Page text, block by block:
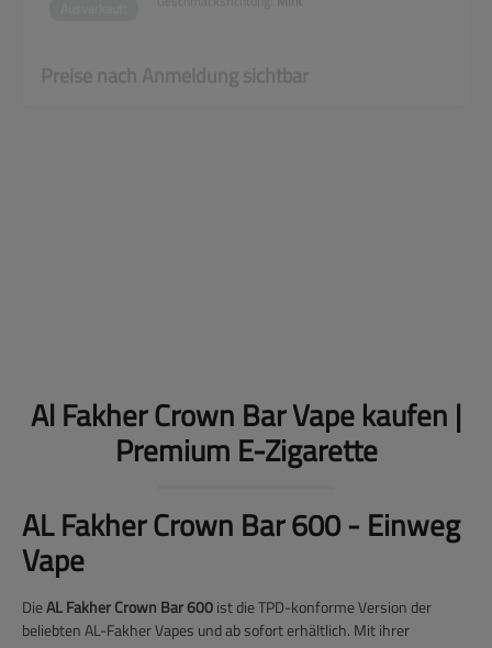
Preise nach Anmeldung sichtbar
Al Fakher Crown Bar Vape kaufen |
Premium E-Zigarette
AL Fakher Crown Bar 600 - Einweg
Vape
DieAL Fakher Crown Bar 600ist die TPD-konforme Version der
beliebten AL-Fakher Vapes und ab sofort erhältlich. Mit ihrer